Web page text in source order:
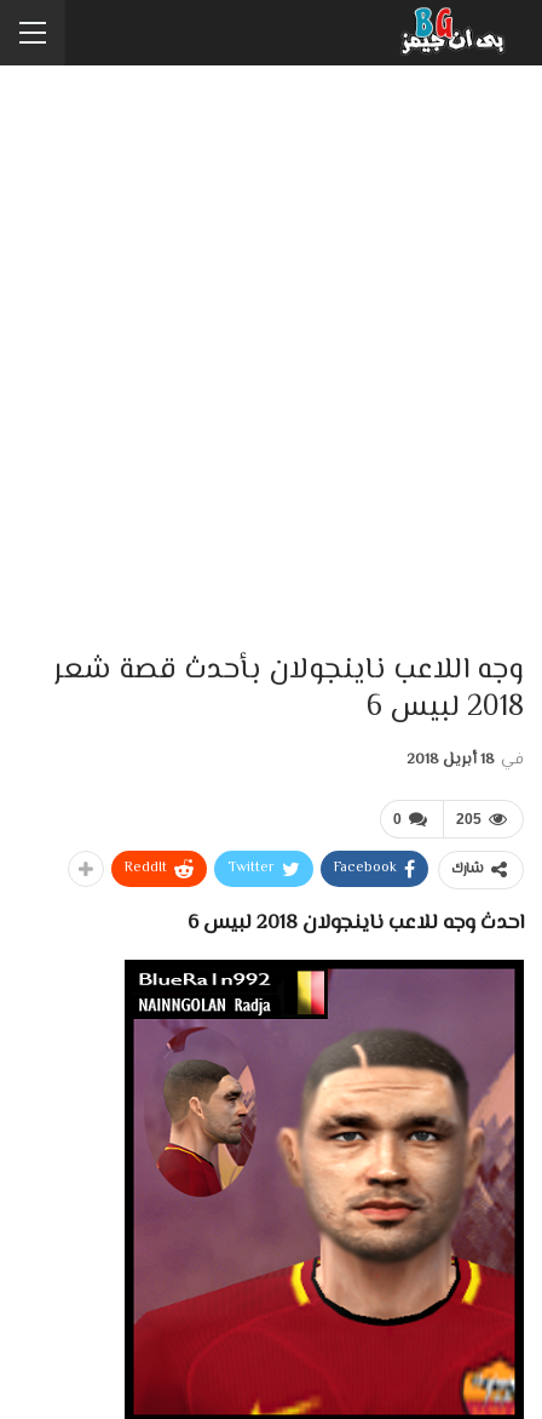
وجه اللاعب ناينجولان بأحدث قصة شعر
2018 لبيس 6
في 18 أبريل 2018
0 205
شارك Facebook
Twitter
ReddIt
احدث وجه للاعب ناينجولان 2018 لبيس 6